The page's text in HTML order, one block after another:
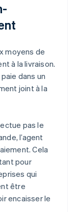
moyens de
à la livraison.
dans un
joint à la
pas le
l’agent
Cela
pour
qui
être
encaisser le